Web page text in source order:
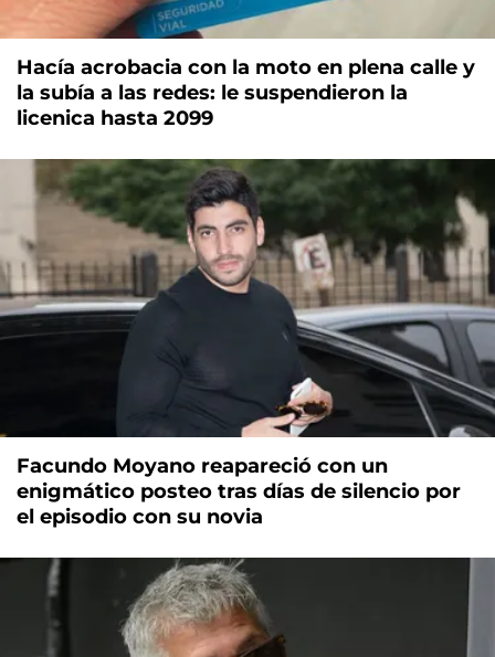
Hacía acrobacia con la moto en plena calle y
la subía a las redes: le suspendieron la
licenica hasta 2099
Facundo Moyano reapareció con un
enigmático posteo tras días de silencio por
el episodio con su novia